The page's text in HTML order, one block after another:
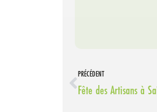
PRÉCÉDENT
Fête des Artisans à